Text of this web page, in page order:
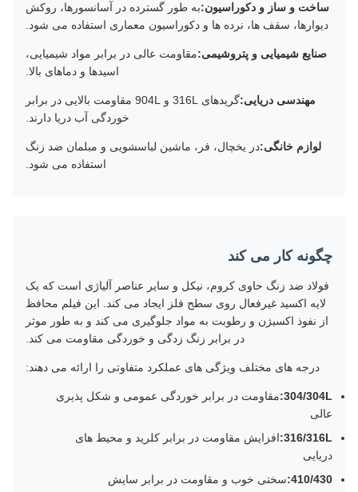
ساخت و ساز و دکوراسیون:به طور گسترده در آسانسورها، روکش
دیوارها، سقف ها، نرده ها و دکوراسیون معماری استفاده می شود.
صنایع شیمیایی و پتروشیمی:مقاومت عالی در برابر مواد شیمیایی،
اسیدها و دماهای بالا.
مهندسی دریایی:
گریدهای 316L و 904L مقاومت بالایی در برابر
خوردگی آب دریا دارند.
لوازم خانگی:در یخچال، فر، ماشین لباسشویی و مبلمان ضد زنگ
استفاده می شود.
چگونه کار می کند
فولاد ضد زنگ حاوی کروم، نیکل و سایر عناصر آلیاژی است که یک
لایه اکسید غیرفعال روی سطح فلز ایجاد می کند. این فیلم محافظ
از نفوذ اکسیژن و رطوبت به مواد جلوگیری می کند و به طور موثر
در برابر زنگ زدگی و خوردگی مقاومت می کند.
درجه های مختلف ویژگی های عملکرد متفاوتی را ارائه می دهند:
304/304L: مقاومت در برابر خوردگی عمومی و شکل پذیری
316/316L: افزایش مقاومت در برابر کلرید و محیط های
دریایی
410/430: سختی خوب و مقاومت در برابر سایش